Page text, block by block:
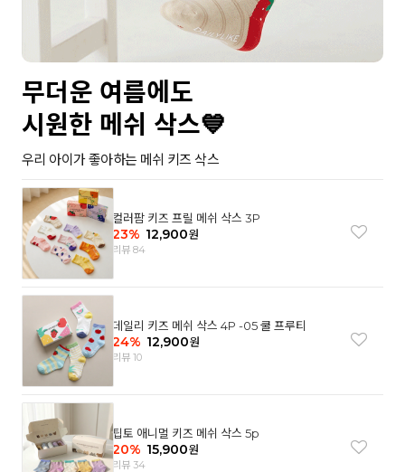
무더운 여름에도
시원한 메쉬 삭스💙
우리 아이가 좋아하는 메쉬 키즈 삭스
컬러팜 키즈 프릴 메쉬 삭스 3P
23% 12,900원
리뷰 84
데일리 키즈 메쉬 삭스 4P -05 쿨 프루티
24% 12,900원
리뷰 10
팁토 애니멀 키즈 메쉬 삭스 5p
20% 15,900원
리뷰 34